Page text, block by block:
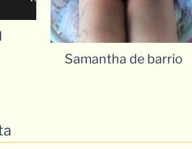
Samantha de barrio